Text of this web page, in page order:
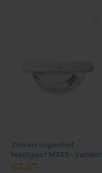
Zinken kopschot -
Mastgoot M333 - zonder
kraal
€2,07